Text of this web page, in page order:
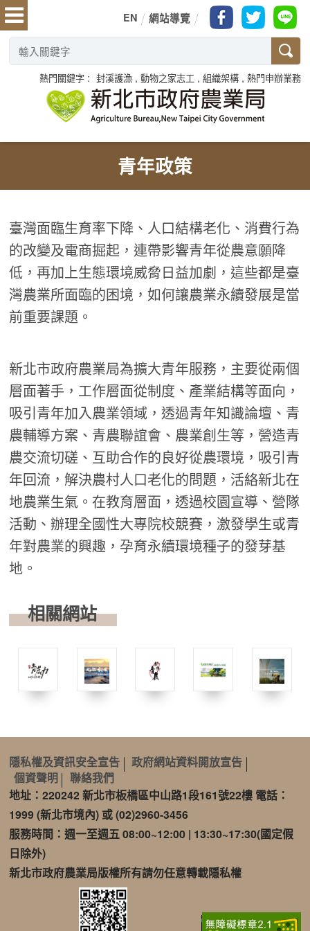
EN 網站導覽
熱門關鍵字 封溪護漁 動物之家志工 組織架構 熱門申辦業務
青年政策
臺灣面臨生育率下降、人口結構老化、消費行為
的改變及電商掘起，連帶影響青年從農意願降
低，再加上生態環境威脅日益加劇，這些都是臺
灣農業所面臨的困境，如何讓農業永續發展是當
前重要課題。
新北市政府農業局為擴大青年服務，主要從兩個
層面著手，工作層面從制度、產業結構等面向，
吸引青年加入農業領域，透過青年知識論壇、青
農輔導方案、青農聯誼會、農業創生等，營造青
農交流切磋、互助合作的良好從農環境，吸引青
年回流，解決農村人口老化的問題，活絡新北在
地農業生氣。在教育層面，透過校園宣導、營隊
活動、辦理全國性大專院校競賽，激發學生或青
年對農業的興趣，孕育永續環境種子的發芽基
地。
相關網站
隱私權及資訊安全宣告
政府網站資料開放宣告
個資聲明
聯絡我們
地址：220242 新北市板橋區中山路1段161號22樓 電話：
1999 (新北市境內) 或 (02)2960-3456
服務時間：週一至週五 08:00~12:00 | 13:30~17:30(國定假
日除外)
新北市政府農業局版權所有請勿任意轉載隱私權